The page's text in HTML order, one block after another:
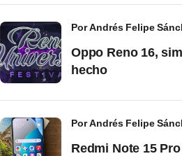
Oppo Reno 16,
hecho
por Andrés Felipe
Redmi Note 15
por Andrés Felipe